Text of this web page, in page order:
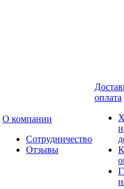
О компании
Сотрудничество
Отзывы
оплата
и